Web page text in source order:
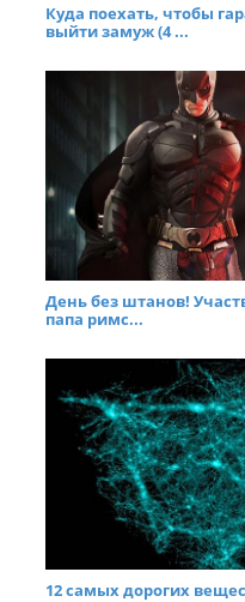
Куда поехать, чтобы
выйти замуж (4 ...
День без штанов!
папа римс...
12 самых дорогих